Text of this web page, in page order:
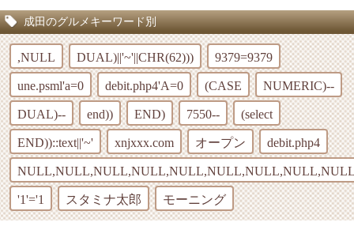
成田のグルメキーワード別
,NULL DUAL)||'~'||CHR(62))) 9379=9379
une.psml'a=0 debit.php4'A=0 (CASE NUMERIC)--
DUAL)-- end)) END) 7550-- (select
END))::text||'~' xnjxxx.com オープン debit.php4
'1'='1 スタミナ太郎 モーニング